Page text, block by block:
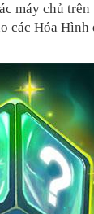
máy chủ
các Hóa Hình